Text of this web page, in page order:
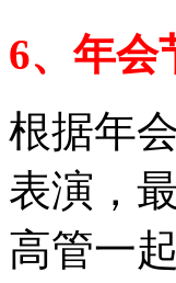
6、年会
根据年
表演，
高管一